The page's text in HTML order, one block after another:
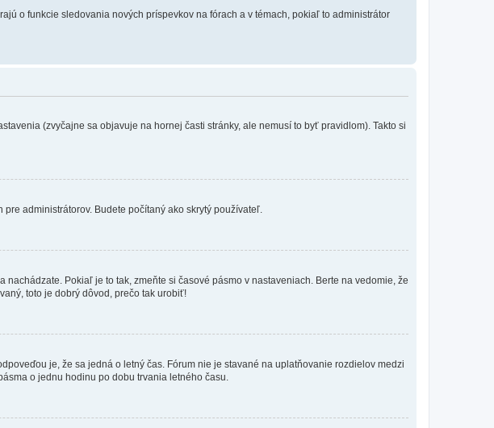
o funkcie sledovania nových príspevkov na fórach a v témach, pokiaľ to administrátor
(zvyčajne sa objavuje na hornej časti stránky, ale nemusí to byť pravidlom). Takto si
administrátorov. Budete počítaný ako skrytý používateľ.
Pokiaľ je to tak, zmeňte si časové pásmo v nastaveniach. Berte na vedomie, že
toto je dobrý dôvod, prečo tak urobiť!
je, že sa jedná o letný čas. Fórum nie je stavané na uplatňovanie rozdielov medzi
o jednu hodinu po dobu trvania letného času.